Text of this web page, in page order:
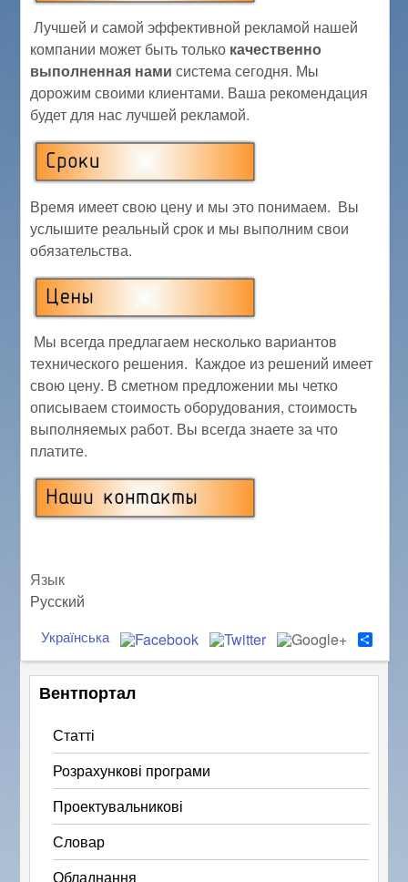
Лучшей и самой эффективной рекламой нашей
компании может быть только качественно
выполненная намисистема сегодня. Мы
дорожим своими клиентами. Ваша рекомендация
будет для нас лучшей рекламой.
Время имеет свою цену и мы это понимаем. Вы
услышите реальный срок и мы выполним свои
обязательства.
Мы всегда предлагаем несколько вариантов
технического решения. Каждое из решений имеет
свою цену. В сметном предложении мы четко
описываем стоимость оборудования, стоимость
выполняемых работ. Вы всегда знаете за что
платите.
Язык
Русский
S
h
a
r
Українська
Вентпортал
Статті
Розрахункові програми
Проектувальникові
Словар
Обладнання